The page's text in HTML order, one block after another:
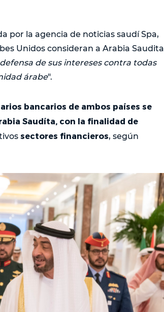
por la agencia de noticias saudí Spa,
Unidos consideran a Arabia Saudita
de sus intereses contra todas
árabe".
bancarios de ambos países se
Saudíta, con la finalidad de
sectores financieros, según